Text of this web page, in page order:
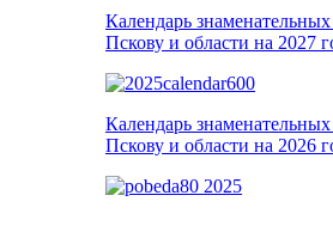
Календарь
Пскову и области на 2027
Календарь
Пскову и области на 2026